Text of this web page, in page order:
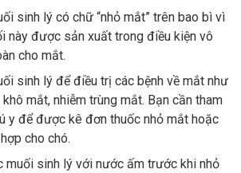
sinh lý có chữ “nhỏ mắt” trên bao bì vì
này được sản xuất trong điều kiện vô
cho mắt.
sinh lý để điều trị các bệnh về mắt như
mắt, nhiễm trùng mắt. Bạn cần tham
y để được kê đơn thuốc nhỏ mắt hoặc
cho chó.
muối sinh lý với nước ấm trước khi nhỏ